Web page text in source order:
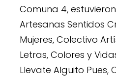
Comuna 4,
Artesanas Sentidos
Mujeres, Colectivo
Letras, Colores y
Llevate Alguito